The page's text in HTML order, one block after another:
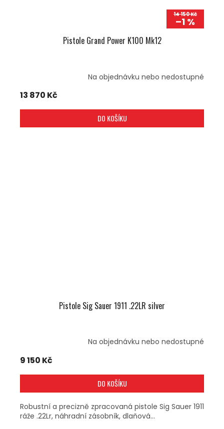
14 150 Kč
–1 %
Pistole Grand Power K100 Mk12
Na objednávku nebo nedostupné
13 870 Kč
DO KOŠÍKU
Pistole Sig Sauer 1911 .22LR silver
Na objednávku nebo nedostupné
9 150 Kč
DO KOŠÍKU
Robustní a precizně zpracovaná pistole Sig Sauer 1911
ráže .22Lr, náhradní zásobník, dlaňová...